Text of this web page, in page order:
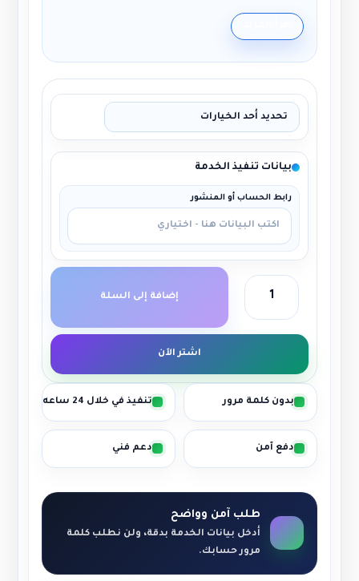
بيانات تنفيذ الخدمة
رابط الحساب أو المنشور
إضافة إلى السلة
اشتر الآن
دون الحاجة إلى أي إجراءات معقدة.
ثقة العملاء:
أكثر من 500 عميل راضٍ عن
النتائج.
الضمان:بدون ضمان.
بدون كلمة مرور تنفيذ في خلال 24 ساعه
دفع آمن دعم فني
طلب آمن وواضح
أدخل بيانات الخدمة بدقة، ولن نطلب كلمة
مرور حسابك.